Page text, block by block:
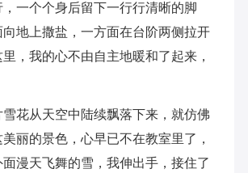
一个个身后留下一行行清晰的脚
地上撒盐，一方面在台阶两侧拉开
，我的心不由自主地暖和了起来，
花从天空中陆续飘落下来，就仿佛
丽的景色，心早已不在教室里了，
漫天飞舞的雪，我伸出手，接住了